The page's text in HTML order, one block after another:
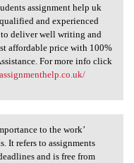
assignment help uk
and experienced
deliver well writing and
affordable price with 100%
For more info click
importance
to the work’
It refers to assignments
and is free from